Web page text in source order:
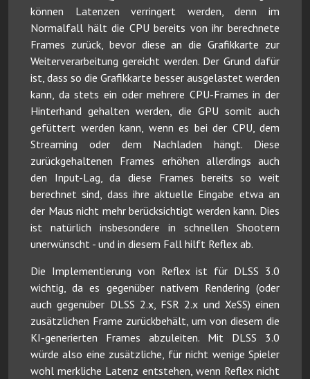
können Latenzen verringert werden, denn im
Normalfall hält die CPU bereits von ihr berechnete
Frames zurück, bevor diese an die Grafikkarte zur
Weiterverarbeitung gereicht werden. Der Grund dafür
ist, dass so die Grafikkarte besser ausgelastet werden
kann, da stets ein oder mehrere CPU-Frames in der
Hinterhand gehalten werden, die GPU somit auch
gefüttert werden kann, wenn es bei der CPU, dem
Streaming oder dem Nachladen hängt. Diese
zurückgehaltenen Frames erhöhen allerdings auch
den Input-Lag, da diese Frames bereits so weit
berechnet sind, dass ihre aktuelle Eingabe etwa an
der Maus nicht mehr berücksichtigt werden kann. Dies
ist natürlich insbesondere in schnellen Shootern
unerwünscht - und in diesem Fall hilft Reflex ab.
Die Implementierung von Reflex ist für DLSS 3.0
wichtig, da es gegenüber nativem Rendering (oder
auch gegenüber DLSS 2.x, FSR 2.x und XeSS) einen
zusätzlichen Frame zurückbehält, um von diesem die
KI-generierten Frames abzuleiten. Mit DLSS 3.0
würde also eine zusätzliche, für nicht wenige Spieler
wohl merkliche Latenz entstehen, wenn Reflex nicht